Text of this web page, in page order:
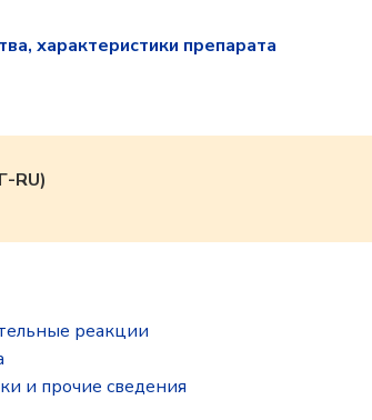
характеристики препарата
RU)
реакции
и прочие сведения